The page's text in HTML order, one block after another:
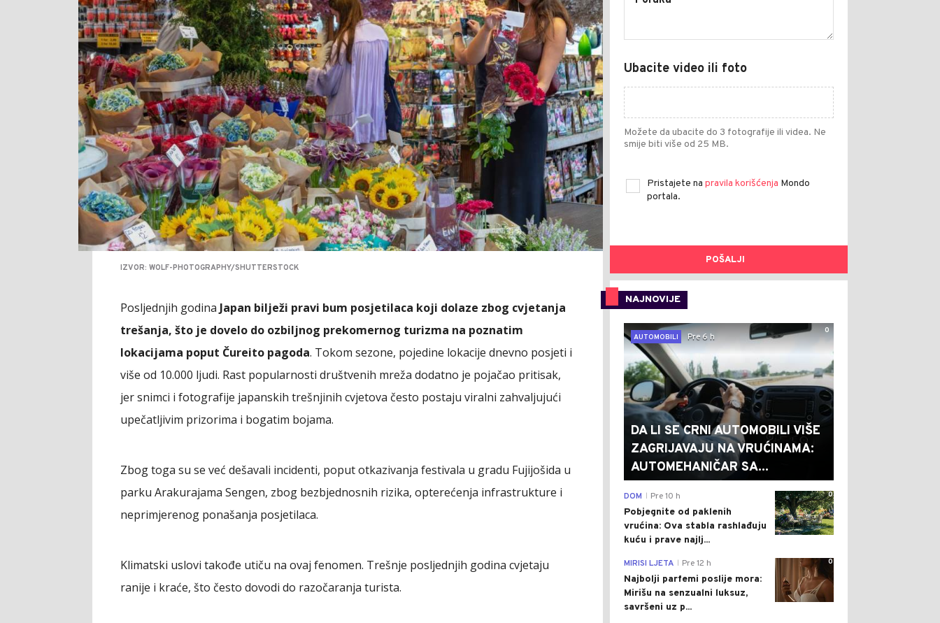
IZVOR: WOLF-PHOTOGRAPHY/SHUTTERSTOCK
Posljednjih godina Japan bilježi pravi bum posjetilaca koji dolaze zbog cvjetanja
trešanja, što je dovelo do ozbiljnog prekomernog turizma na poznatim
lokacijama poput Čureito pagoda. Tokom sezone, pojedine lokacije dnevno posjeti i
više od 10.000 ljudi. Rast popularnosti društvenih mreža dodatno je pojačao pritisak,
jer snimci i fotografije japanskih trešnjinih cvjetova često postaju viralni zahvaljujući
upečatljivim prizorima i bogatim bojama.
Zbog toga su se već dešavali incidenti, poput otkazivanja festivala u gradu Fujijošida u
parku Arakurajama Sengen, zbog bezbjednosnih rizika, opterećenja infrastrukture i
neprimjerenog ponašanja posjetilaca.
Klimatski uslovi takođe utiču na ovaj fenomen. Trešnje posljednjih godina cvjetaju
ranije i kraće, što često dovodi do razočaranja turista.
Ubacite video ili foto
Možete da ubacite do 3 fotografije ili videa. Ne
smije biti više od 25 MB.
Pristajete na pravila korišćenja Mondo
portala.
POŠALJI
NAJNOVIJE
0
AUTOMOBILI
Pre 6 h
DA LI SE CRNI AUTOMOBILI VIŠE
ZAGRIJAVAJU NA VRUĆINAMA:
AUTOMEHANIČAR SA...
0
DOM Pre 10 h
Pobjegnite od paklenih
vrućina: Ova stabla rashlađuju
kuću i prave najlj...
0
MIRISI LJETA Pre 12 h
Najbolji parfemi poslije mora:
Mirišu na senzualni luksuz,
savršeni uz p...